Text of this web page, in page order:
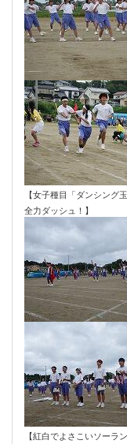
【女子種目「ダンシ
全力ダッシュ！】
【紅白でよさこいソー